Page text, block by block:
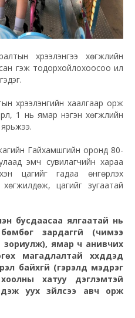
хүрээлэнгээ хөгжлийн
гэж тодорхойлохоосоо илүү
хүрээлэнгийн хаалгаар орж
1 нь ямар нэгэн хөгжлийн
Гайхамшгийн оронд 80-
эмч сувилагчийн хараа
цагийг гадаа өнгөрүүлэх
хөгжилдөж, цагийг зугаатай
бусдаасаа ялгаатай нь
зардаггүй (чимээ
зориулж), ямар ч анивчих
магадлалтай хүүхдүүдэд
байхгүй (гэрэлд мэдрэг
хоолны хатуу дэглэмтэй
уух зүйлсээ авч орж